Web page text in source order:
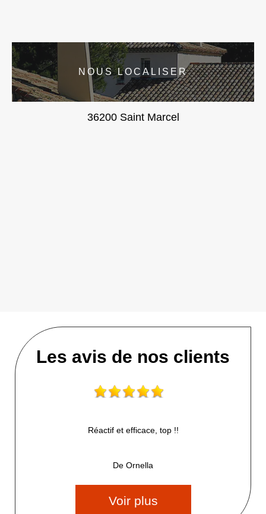
NOUS LOCALISER
36200 Saint Marcel
Les avis de nos clients
Réactif et efficace, top !!
De Ornella
Voir plus